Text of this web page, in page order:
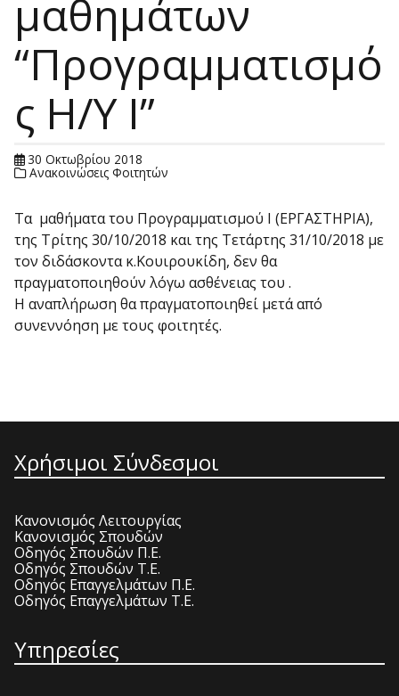
μαθημάτων
“Προγραμματισμό
ς Η/Υ Ι”
30 Οκτωβρίου 2018
Ανακοινώσεις Φοιτητών
Τα μαθήματα του Προγραμματισμού Ι (ΕΡΓΑΣΤΗΡΙΑ),
της Τρίτης 30/10/2018 και της Τετάρτης 31/10/2018 με
τον διδάσκοντα κ.Κουιρουκίδη, δεν θα
πραγματοποιηθούν λόγω ασθένειας του .
Η αναπλήρωση θα πραγματοποιηθεί μετά από
συνεννόηση με τους φοιτητές.
Χρήσιμοι Σύνδεσμοι
Κανονισμός Λειτουργίας
Κανονισμός Σπουδών
Οδηγός Σπουδών Π.Ε.
Οδηγός Σπουδών Τ.Ε.
Οδηγός Επαγγελμάτων Π.Ε.
Οδηγός Επαγγελμάτων Τ.Ε.
Υπηρεσίες